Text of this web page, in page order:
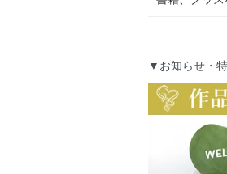
▼お知らせ・